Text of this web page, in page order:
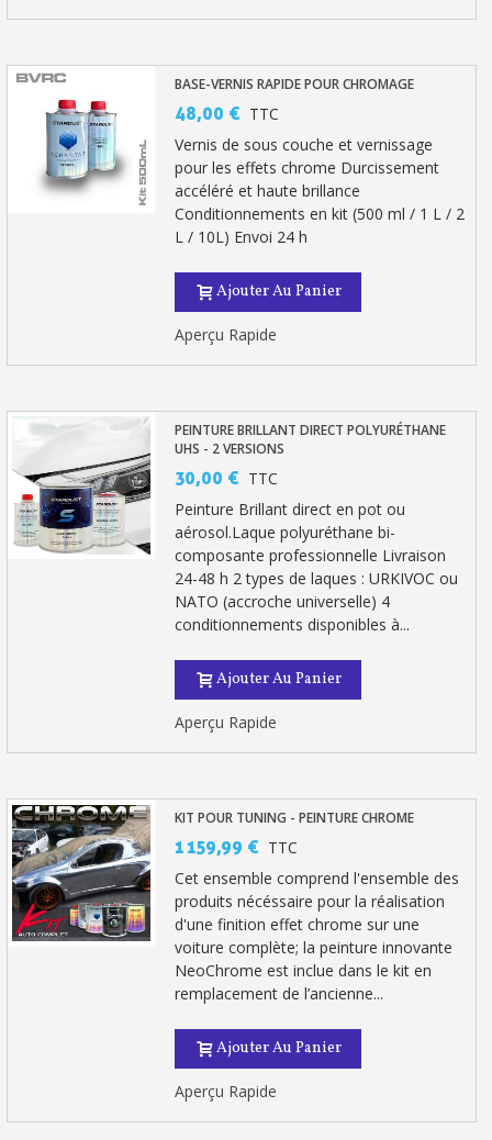
BASE-VERNIS RAPIDE POUR CHROMAGE
48,00 € TTC
Vernis de sous couche et vernissage
pour les effets chrome Durcissement
accéléré et haute brillance
Conditionnements en kit (500 ml / 1 L / 2
L / 10L) Envoi 24 h
Ajouter Au Panier
Aperçu Rapide
PEINTURE BRILLANT DIRECT POLYURÉTHANE
UHS - 2 VERSIONS
30,00 € TTC
Peinture Brillant direct en pot ou
aérosol.Laque polyuréthane bi-
composante professionnelle Livraison
24-48 h 2 types de laques : URKIVOC ou
NATO (accroche universelle) 4
conditionnements disponibles à...
Ajouter Au Panier
Aperçu Rapide
KIT POUR TUNING - PEINTURE CHROME
1 159,99 € TTC
Cet ensemble comprend l'ensemble des
produits nécéssaire pour la réalisation
d'une finition effet chrome sur une
voiture complète; la peinture innovante
NeoChrome est inclue dans le kit en
remplacement de l’ancienne...
Ajouter Au Panier
Aperçu Rapide